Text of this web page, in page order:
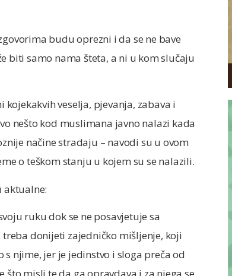
budu oprezni i da se ne bave
biti samo nama šteta, a ni u kom slučaju
veselja, pjevanja, zabava i
nešto kod muslimana javno nalazi kada
načine stradaju – navodi su u ovom
o teškom stanju u kojem su se nalazili.
aktualne:
ruku dok se ne posavjetuje sa
donijeti zajedničko mišljenje, koji
njime, jer je jedinstvo i sloga preča od